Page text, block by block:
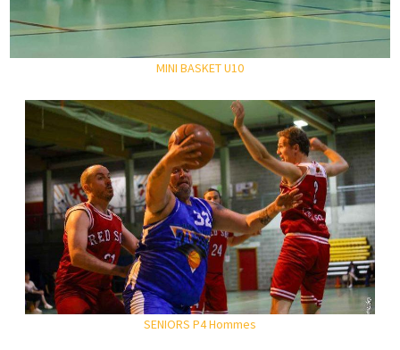
MINI BASKET U10
SENIORS P4 Hommes